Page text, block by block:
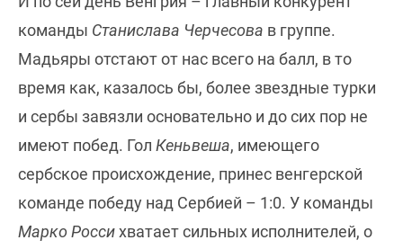
команды Станислава Черчесова в группе.
Мадьяры отстают от нас всего на балл, в то
время как, казалось бы, более звездные турки
и сербы завязли основательно и до сих пор не
имеют побед. Гол Кеньвеша, имеющего
сербское происхождение, принес венгерской
команде победу над Сербией – 1:0. У команды
Марко Россихватает сильных исполнителей, о